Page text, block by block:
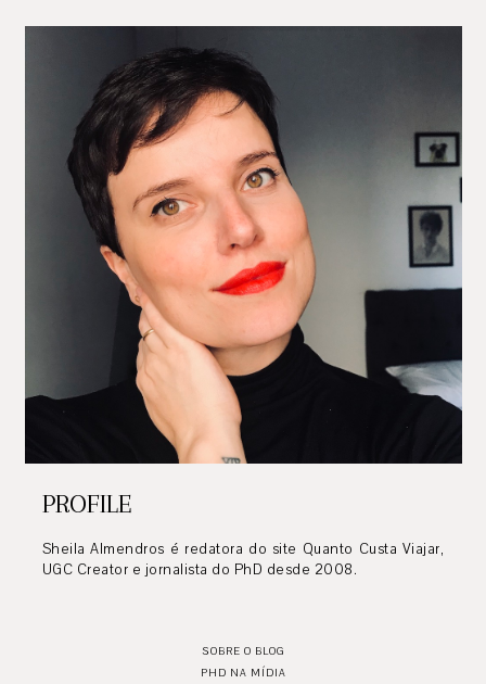
PROFILE
Sheila Almendros é redatora do site Quanto Custa Viajar,
UGC Creator e jornalista do PhD desde 2008.
SOBRE O BLOG
PHD NA MÍDIA